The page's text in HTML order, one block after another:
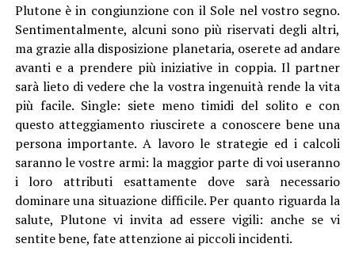
Plutone è in congiunzione con il Sole nel vostro segno.
Sentimentalmente, alcuni sono più riservati degli altri,
ma grazie alla disposizione planetaria, oserete ad andare
avanti e a prendere più iniziative in coppia. Il partner
sarà lieto di vedere che la vostra ingenuità rende la vita
più facile. Single: siete meno timidi del solito e con
questo atteggiamento riuscirete a conoscere bene una
persona importante. A lavoro le strategie ed i calcoli
saranno le vostre armi: la maggior parte di voi useranno
i loro attributi esattamente dove sarà necessario
dominare una situazione difficile. Per quanto riguarda la
salute, Plutone vi invita ad essere vigili: anche se vi
sentite bene, fate attenzione ai piccoli incidenti.